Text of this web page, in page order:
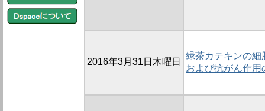
2016年3月31日木曜日
緑茶カテキンの
および抗がん作